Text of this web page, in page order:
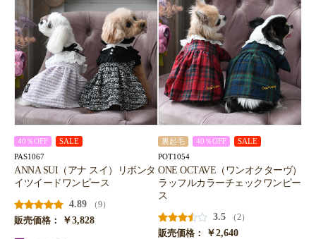
40％OFF SALE
PAS1067
ANNA SUI（アナ スイ）リボンタ
イツイードワンピース
4.89
（9）
販売価格：
￥3,828
裏起毛 40％OFF SALE
POT1054
ONE OCTAVE（ワンオクターヴ）
ラッフルカラーチェックワンピー
ス
3.5
（2）
販売価格：
￥2,640